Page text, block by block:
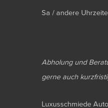
Sa / andere
Abholung und
gerne auch
Luxusschmiede